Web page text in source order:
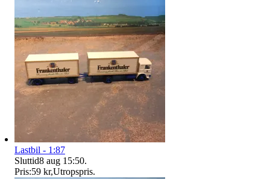
Lastbil - 1:87
Sluttid8 aug 15:50.
Pris:59 kr,Utropspris.